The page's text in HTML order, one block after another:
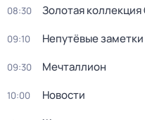
08:30 Золотая
09:10 Непутёвые заметки
09:30 Мечталлион
10:00 Новости